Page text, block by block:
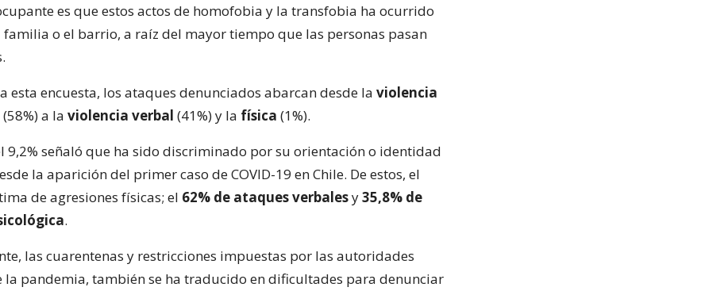
es que estos actos de homofobia y la transfobia ha ocurrido
o el barrio, a raíz del mayor tiempo que las personas pasan
esta encuesta, los ataques denunciados abarcan desde la violencia
(58%) a la violencia verbal (41%) y la física (1%).
9,2% señaló que ha sido discriminado por su orientación o identidad
la aparición del primer caso de COVID-19 en Chile. De estos, el
de agresiones físicas; el 62% de ataques verbalesy35,8% de
.
las cuarentenas y restricciones impuestas por las autoridades
la pandemia, también se ha traducido en dificultades para denunciar